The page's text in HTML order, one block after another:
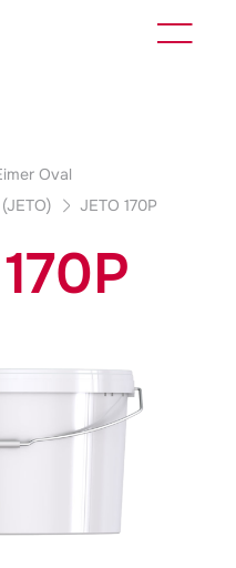
Oval
JETO 170P